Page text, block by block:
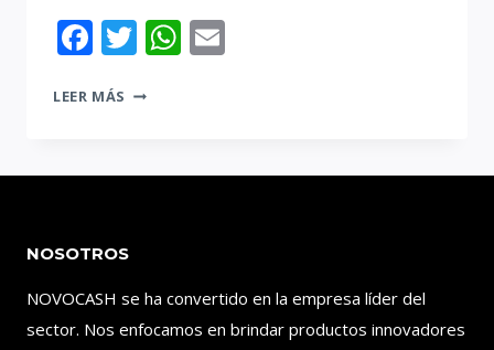
Facebook
TwitterWhatsApp
LEER MÁS BILLETES
EL
|
PREVENTIVAS
NOSOTROS
NOVOCASH se ha convertido en la empresa líder del
sector. Nos enfocamos en brindar productos innovadores